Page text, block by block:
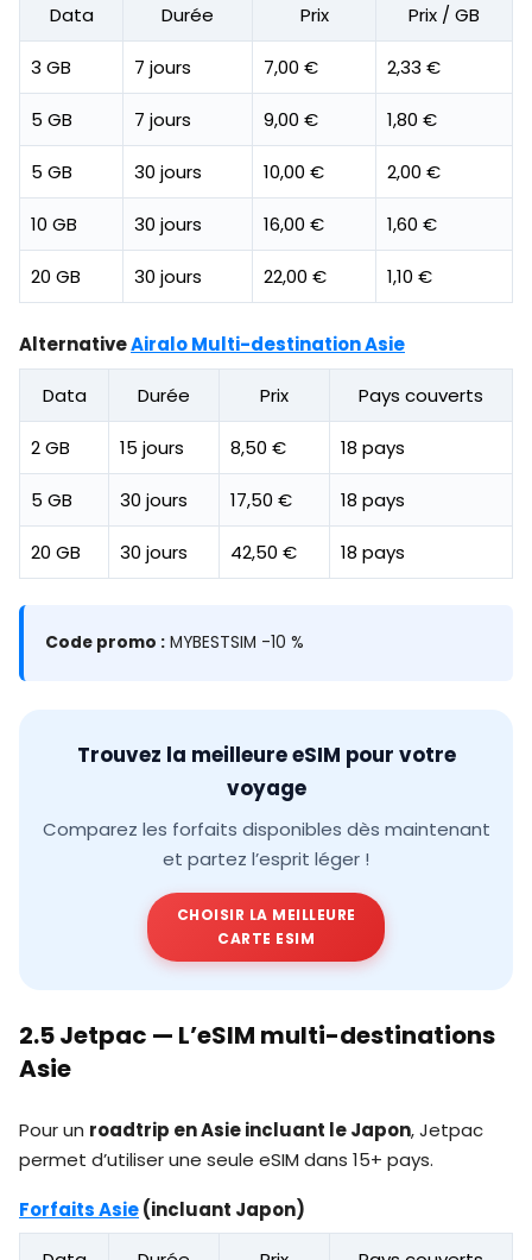
Data Durée Prix Prix / GB
3 GB 7 jours 7,00 € 2,33 €
5 GB 7 jours 9,00 € 1,80 €
5 GB 30 jours 10,00 € 2,00 €
10 GB 30 jours 16,00 € 1,60 €
20 GB 30 jours 22,00 € 1,10 €
AlternativeAiralo Multi-destination Asie
Data Durée Prix Pays couverts
2 GB 15 jours 8,50 € 18 pays
5 GB 30 jours 17,50 € 18 pays
20 GB 30 jours 42,50 € 18 pays
Code promo : MYBESTSIM -10 %
Trouvez la meilleure eSIM pour votre
voyage
Comparez les forfaits disponibles dès maintenant
et partez l’esprit léger !
CHOISIR LA MEILLEURE
CARTE ESIM
2.5 Jetpac — L’eSIM multi-destinations
Asie
Pour un roadtrip en Asie incluant le Japon, Jetpac
permet d’utiliser une seule eSIM dans 15+ pays.
Forfaits Asie(incluant Japon)